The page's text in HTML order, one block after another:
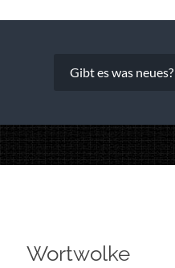
Gibt es was neues?
Wortwolke